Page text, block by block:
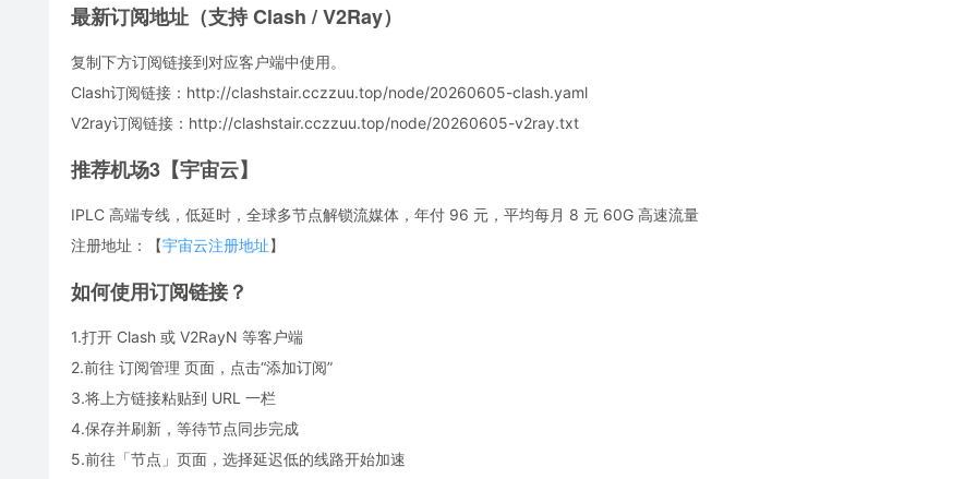
最新订阅地址（支持 Clash / V2Ray）
复制下方订阅链接到对应客户端中使用。
Clash订阅链接：http://clashstair.cczzuu.top/node/20260605-clash.yaml
V2ray订阅链接：http://clashstair.cczzuu.top/node/20260605-v2ray.txt
推荐机场3【宇宙云】
IPLC 高端专线，低延时，全球多节点解锁流媒体，年付 96 元，平均每月 8 元 60G 高速流量
注册地址：【宇宙云注册地址】
如何使用订阅链接？
1.打开 Clash 或 V2RayN 等客户端
2.前往 订阅管理 页面，点击“添加订阅”
3.将上方链接粘贴到 URL 一栏
4.保存并刷新，等待节点同步完成
5.前往「节点」页面，选择延迟低的线路开始加速